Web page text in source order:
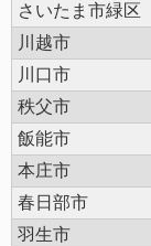
さいたま市緑区
川越市
川口市
秩父市
飯能市
本庄市
春日部市
羽生市